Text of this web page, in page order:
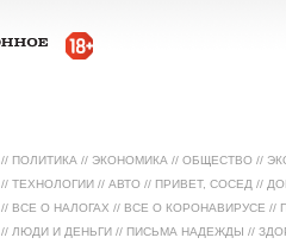
// ПОЛИТИКА // ЭКОНОМИКА // ОБЩЕСТВО //
// ТЕХНОЛОГИИ // АВТО // ПРИВЕТ, СОСЕД //
// ВСЕ О НАЛОГАХ // ВСЕ О КОРОНАВИРУСЕ //
// ЛЮДИ И ДЕНЬГИ // ПИСЬМА НАДЕЖДЫ //